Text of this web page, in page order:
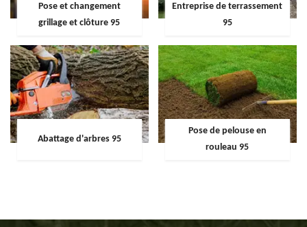
Pose et changement
grillage et clôture 95
Entreprise de terrassement
95
Abattage d'arbres 95
Pose de pelouse en
rouleau 95